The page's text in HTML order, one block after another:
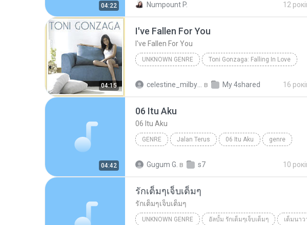
04:22 Numpount P. 12
04:15
I've Fallen For You
I've Fallen For You
UNKNOWN GENRE Toni Gonzaga: Falling In Love
в My 4shared 16
04:42
06 Itu Aku
06 Itu Aku
GENRE Jalan Terus 06 Itu Aku genre
Gugum G. в s7 10
รักเต็มๆเจ็บเต็มๆ
รักเต็มๆเจ็บเต็มๆ
UNKNOWN GENRE อัลบั้ม รักเต็มๆเจ็บเต็มๆ เต็มนาว